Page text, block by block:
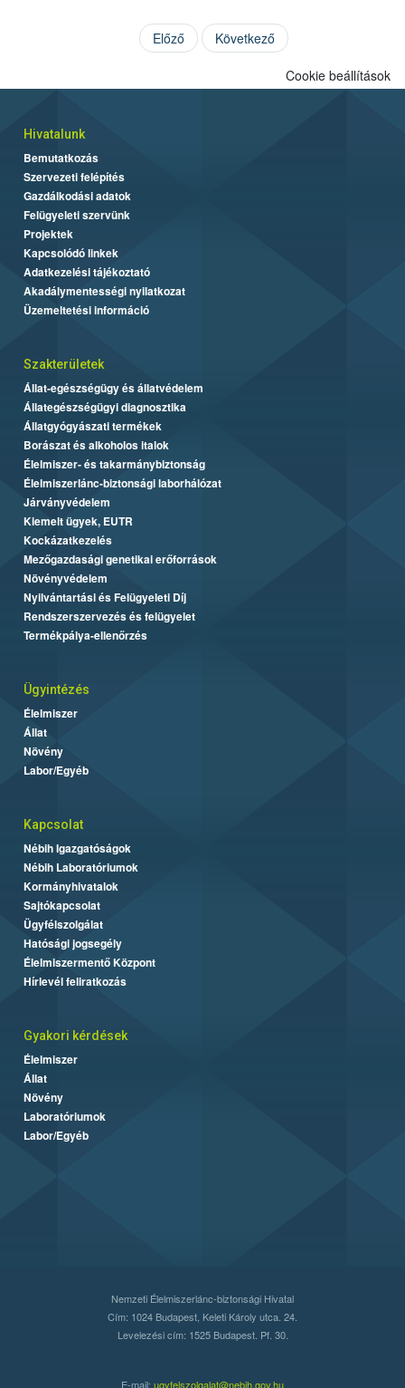
Előző Következő
Cookie beállítások
Hivatalunk
Bemutatkozás
Szervezeti felépítés
Gazdálkodási adatok
Felügyeleti szervünk
Projektek
Kapcsolódó linkek
Adatkezelési tájékoztató
Akadálymentességi nyilatkozat
Üzemeltetési információ
Szakterületek
Állat-egészségügy és állatvédelem
Állategészségügyi diagnosztika
Állatgyógyászati termékek
Borászat és alkoholos italok
Élelmiszer- és takarmánybiztonság
Élelmiszerlánc-biztonsági laborhálózat
Járványvédelem
Kiemelt ügyek, EUTR
Kockázatkezelés
Mezőgazdasági genetikai erőforrások
Növényvédelem
Nyilvántartási és Felügyeleti Díj
Rendszerszervezés és felügyelet
Termékpálya-ellenőrzés
Ügyintézés
Élelmiszer
Állat
Növény
Labor/Egyéb
Kapcsolat
Nébih Igazgatóságok
Nébih Laboratóriumok
Kormányhivatalok
Sajtókapcsolat
Ügyfélszolgálat
Hatósági jogsegély
Élelmiszermentő Központ
Hírlevél feliratkozás
Gyakori kérdések
Élelmiszer
Állat
Növény
Laboratóriumok
Labor/Egyéb
Nemzeti Élelmiszerlánc-biztonsági Hivatal
Cím: 1024 Budapest, Keleti Károly utca. 24.
Levelezési cím: 1525 Budapest. Pf. 30.
E-mail: ugyfelszolgalat@nebih.gov.hu